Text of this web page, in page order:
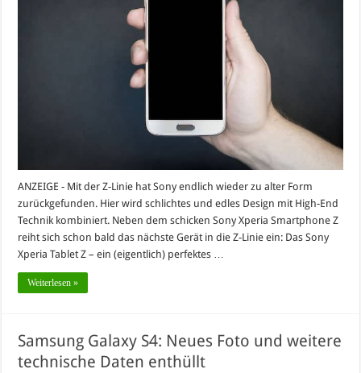
ANZEIGE - Mit der Z-Linie hat Sony endlich wieder zu alter Form
zurückgefunden. Hier wird schlichtes und edles Design mit High-End
Technik kombiniert. Neben dem schicken Sony Xperia Smartphone Z
reiht sich schon bald das nächste Gerät in die Z-Linie ein: Das Sony
Xperia Tablet Z – ein (eigentlich) perfektes …
Weiterlesen »
Samsung Galaxy S4: Neues Foto und weitere
technische Daten enthüllt